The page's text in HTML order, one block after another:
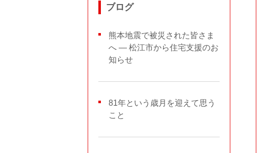
ブログ
熊本地震で被災された皆さま
へ ― 松江市から住宅支援のお
知らせ
81年という歳月を迎えて思う
こと